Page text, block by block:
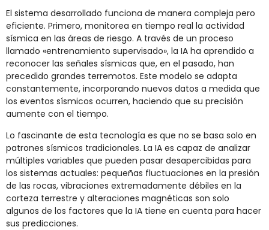
El sistema desarrollado funciona de manera compleja pero
eficiente. Primero, monitorea en tiempo real la actividad
sísmica en las áreas de riesgo. A través de un proceso
llamado «entrenamiento supervisado», la IA ha aprendido a
reconocer las señales sísmicas que, en el pasado, han
precedido grandes terremotos. Este modelo se adapta
constantemente, incorporando nuevos datos a medida que
los eventos sísmicos ocurren, haciendo que su precisión
aumente con el tiempo.
Lo fascinante de esta tecnología es que no se basa solo en
patrones sísmicos tradicionales. La IA es capaz de analizar
múltiples variables que pueden pasar desapercibidas para
los sistemas actuales: pequeñas fluctuaciones en la presión
de las rocas, vibraciones extremadamente débiles en la
corteza terrestre y alteraciones magnéticas son solo
algunos de los factores que la IA tiene en cuenta para hacer
sus predicciones.